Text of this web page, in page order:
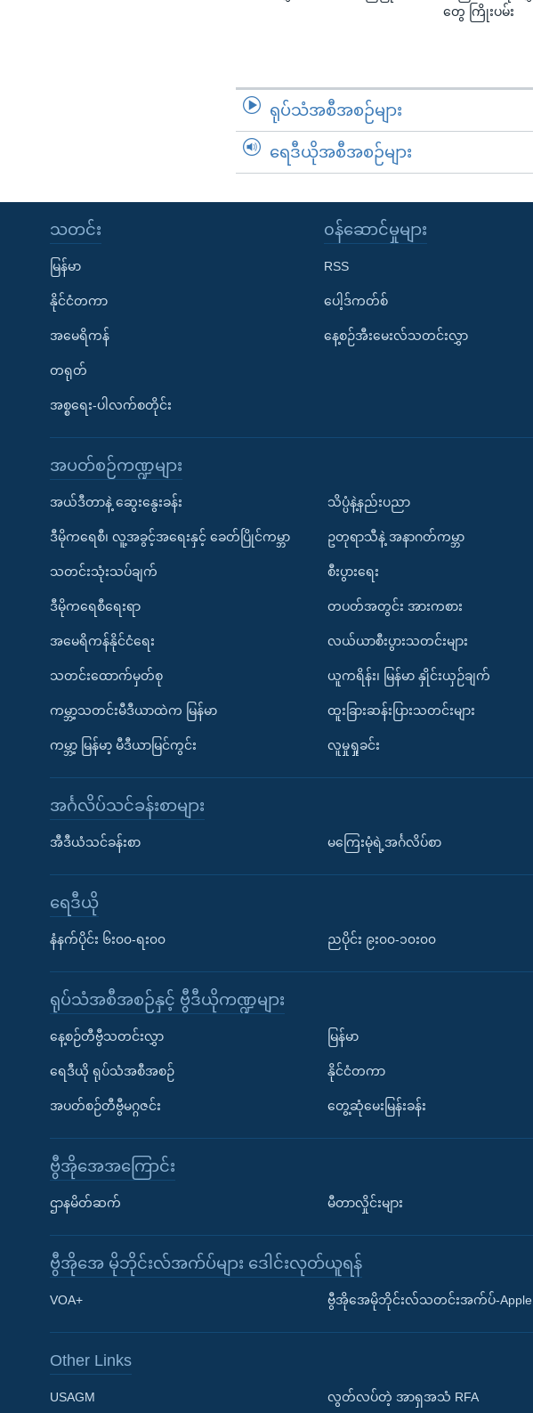
Learning English
တွေ ကြိုးပမ်း
ရုပ်သံအစီအစဉ်များ
ရေဒီယိုအစီအစဉ်များ
သတင်း
မြန်မာ
နိုင်ငံတကာ
အမေရိကန်
တရုတ်
အစ္စရေး-ပါလက်စတိုင်း
၀န်ဆောင်မှုများ
RSS
ပေါ့ဒ်ကတ်စ်
နေ့စဉ်အီးမေးလ်သတင်းလွှာ
အပတ်စဉ်ကဏ္ဍများ
အယ်ဒီတာနဲ့ ဆွေးနွေးခန်း
ဒီမိုကရေစီ၊ လူ့အခွင့်အရေးနှင့် ခေတ်ပြိုင်ကမ္ဘာ
သတင်းသုံးသပ်ချက်
ဒီမိုကရေစီရေးရာ
အမေရိကန်နိုင်ငံရေး
သတင်းထောက်မှတ်စု
ကမ္ဘာ့သတင်းမီဒီယာထဲက မြန်မာ
ကမ္ဘာ့ မြန်မာ့ မီဒီယာမြင်ကွင်း
သိပ္ပံနဲ့နည်းပညာ
ဥတုရာသီနဲ့ အနာဂတ်ကမ္ဘာ
စီးပွားရေး
တပတ်အတွင်း အားကစား
လယ်ယာစီးပွားသတင်းများ
ယူကရိန်း၊ မြန်မာ နှိုင်းယှဉ်ချက်
ထူးခြားဆန်းပြားသတင်းများ
လူမှုရှုခင်း
အင်္ဂလိပ်သင်ခန်းစာများ
အီဒီယံသင်ခန်းစာ မကြေးမုံရဲ့အင်္ဂလိပ်စာ
ရေဒီယို
နံနက်ပိုင်း ၆း၀၀-ရး၀၀ ညပိုင်း ၉း၀၀-၁၀း၀၀
ရုပ်သံအစီအစဉ်နှင့် ဗွီဒီယိုကဏ္ဍများ
နေ့စဉ်တီဗွီသတင်းလွှာ
ရေဒီယို ရုပ်သံအစီအစဉ်
အပတ်စဉ်တီဗွီမဂ္ဂဇင်း
မြန်မာ
နိုင်ငံတကာ
တွေ့ဆုံမေးမြန်းခန်း
ဗွီအိုအေအကြောင်း
ဌာနမိတ်ဆက် မီတာလှိုင်းများ
ဗွီအိုအေ မိုဘိုင်းလ်အက်ပ်များ ဒေါင်းလုတ်ယူရန်
VOA+ ဗွီအိုအေမိုဘိုင်းလ်သတင်းအက်ပ်-Apple
Other Links
USAGM လွတ်လပ်တဲ့ အာရှအသံ RFA